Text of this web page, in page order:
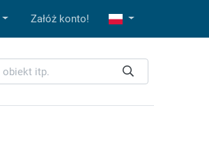
Załóż konto!